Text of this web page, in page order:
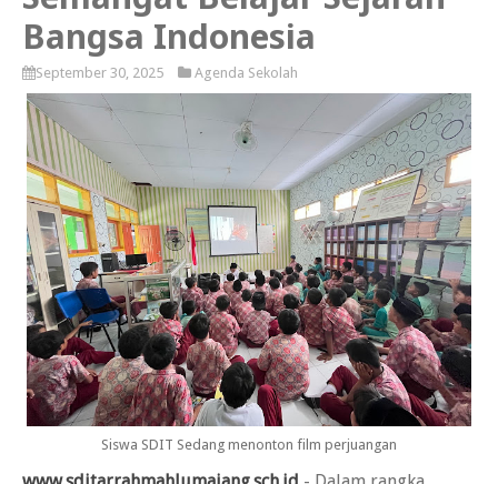
Bangsa Indonesia
September 30, 2025 Agenda Sekolah
Siswa SDIT Sedang menonton film perjuangan